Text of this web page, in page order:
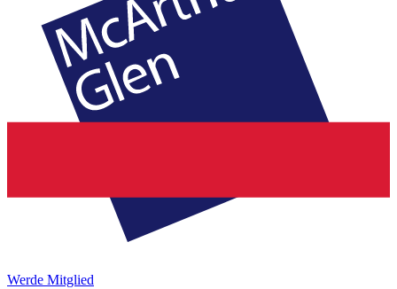
Werde Mitglied